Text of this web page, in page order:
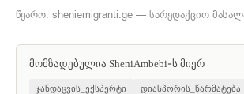
წყარო: sheniemigranti.ge — სარედაქციო
მომზადებულია SheniAmbebi-ს მიერ
ჯანდაცვის_ექსპერტი დიასპორის_წარმატება